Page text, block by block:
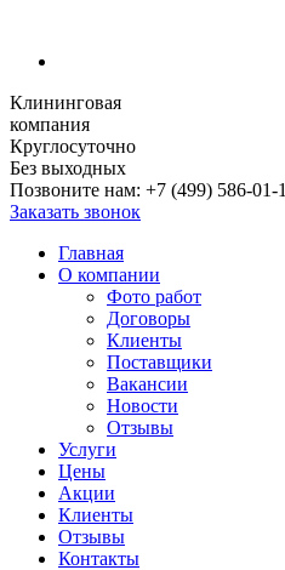
Клининговая
компания
Круглосуточно
Без выходных
Позвоните нам: +7 (499) 586-01-
Заказать звонок
Главная
О компании
Фото работ
Договоры
Клиенты
Поставщики
Вакансии
Новости
Отзывы
Услуги
Цены
Акции
Клиенты
Отзывы
Контакты